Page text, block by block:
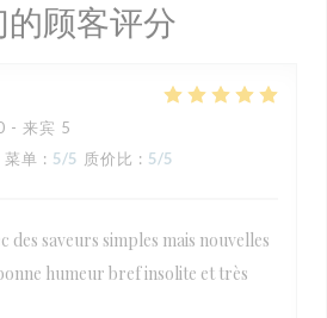
的顾客评分
- 来宾 5
菜单 : 5/5 质价比 : 5/5
des saveurs simples mais nouvelles
humeur bref insolite et très